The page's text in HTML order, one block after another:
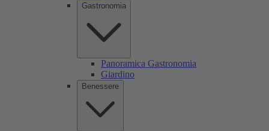
Gastronomia
Panoramica Gastronomia
Giardino
Benessere